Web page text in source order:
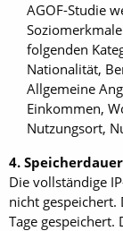
AGOF-Studie
folgenden
Nationalität,
Allgemeine
Einkommen,
Nutzungsort,
4.
Die vollständige
nicht gespeichert.
Tage